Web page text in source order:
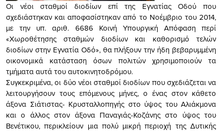
Οι νέοι σταθμοί διοδίων επί της Εγνατίας Οδού που
σχεδιάστηκαν και αποφασίστηκαν από το Νοέμβριο του 2014,
με την υπ. αριθ. 6686 Κοινή Υπουργική Απόφαση περί
«Χωροθέτησης σταθμών διοδίων και καθορισμό τελών
διοδίων στην Εγνατία Οδό», θα πλήξουν την ήδη βεβαρυμμένη
οικονομικά κατάσταση όσων πολιτών χρησιμοποιούν τα
τμήματα αυτά του αυτοκινητοδρόμου.
Συγκεκριμένα, οι δύο νέοι σταθμοί διοδίων που σχεδιάζεται να
λειτουργήσουν τους επόμενους μήνες, ο ένας στον κάθετο
άξονα Σιάτιστας- Κρυσταλλοπηγής στο ύψος του Αλιάκμονα
και ο άλλος στον άξονα Παναγιάς-Κοζάνης στο ύψος του
Βενέτικου, περικλείουν μια πολύ μικρή περιοχή της Δυτικής